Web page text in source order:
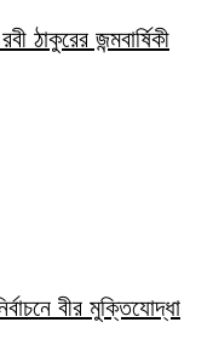
ঠাকুরের জন্মবার্ষিকী
বীর মুক্তিযোদ্ধা